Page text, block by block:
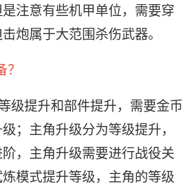
注意有些机甲单位，需要穿
炮属于大范围杀伤武器。
级提升和部件提升，需要金币
；主角升级分为等级提升，
，主角升级需要进行战役关
模式提升等级，主角的等级